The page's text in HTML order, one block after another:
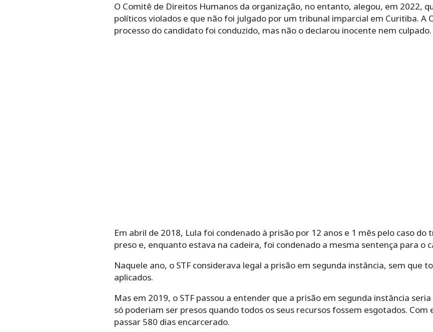
O Comitê de Direitos Humanos da organização, no entanto, alegou, em 2022,
políticos violados e que não foi julgado por um tribunal imparcial em Curitiba. A
processo do candidato foi conduzido, mas não o declarou inocente nem culpado.
Em abril de 2018, Lula foi condenado à prisão por 12 anos e 1 mês pelo caso
preso e, enquanto estava na cadeira, foi condenado a mesma sentença para o
Naquele ano, o STF considerava legal a prisão em segunda instância, sem que
aplicados.
Mas em 2019, o STF passou a entender que a prisão em segunda instância
só poderiam ser presos quando todos os seus recursos fossem esgotados. Com
passar 580 dias encarcerado.